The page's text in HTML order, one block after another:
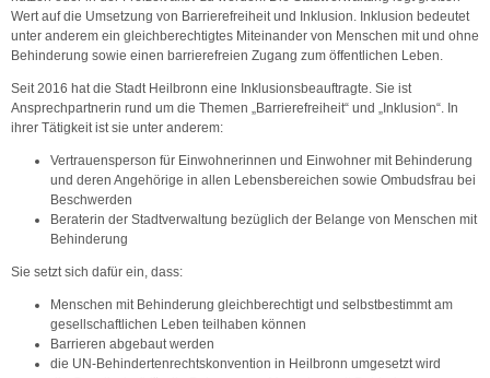
Wert auf die Umsetzung von Barrierefreiheit und Inklusion. Inklusion bedeutet
unter anderem ein gleichberechtigtes Miteinander von Menschen mit und ohne
Behinderung sowie einen barrierefreien Zugang zum öffentlichen Leben.
Seit 2016 hat die Stadt Heilbronn eine Inklusionsbeauftragte. Sie ist
Ansprechpartnerin rund um die Themen „Barrierefreiheit“ und „Inklusion“. In
ihrer Tätigkeit ist sie unter anderem:
Vertrauensperson für Einwohnerinnen und Einwohner mit Behinderung
und deren Angehörige in allen Lebensbereichen sowie Ombudsfrau bei
Beschwerden
Beraterin der Stadtverwaltung bezüglich der Belange von Menschen mit
Behinderung
Sie setzt sich dafür ein, dass:
Menschen mit Behinderung gleichberechtigt und selbstbestimmt am
gesellschaftlichen Leben teilhaben können
Barrieren abgebaut werden
die UN-Behindertenrechtskonvention in Heilbronn umgesetzt wird